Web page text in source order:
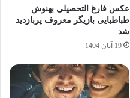
عکس فارغ التحصیلی بهنوش
طباطبایی بازیگر معروف پربازدید
شد
19 آبان 1404